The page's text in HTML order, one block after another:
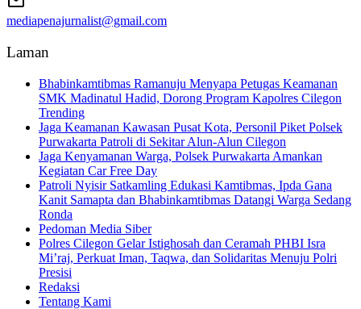
mediapenajurnalist@gmail.com
Laman
Bhabinkamtibmas Ramanuju Menyapa Petugas Keamanan
SMK Madinatul Hadid, Dorong Program Kapolres Cilegon
Trending
Jaga Keamanan Kawasan Pusat Kota, Personil Piket Polsek
Purwakarta Patroli di Sekitar Alun-Alun Cilegon
Jaga Kenyamanan Warga, Polsek Purwakarta Amankan
Kegiatan Car Free Day
Patroli Nyisir Satkamling Edukasi Kamtibmas, Ipda Gana
Kanit Samapta dan Bhabinkamtibmas Datangi Warga Sedang
Ronda
Pedoman Media Siber
Polres Cilegon Gelar Istighosah dan Ceramah PHBI Isra
Mi’raj, Perkuat Iman, Taqwa, dan Solidaritas Menuju Polri
Presisi
Redaksi
Tentang Kami